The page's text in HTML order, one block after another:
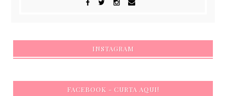
INSTAGRAM
FACEBOOK - CURTA AQUI!